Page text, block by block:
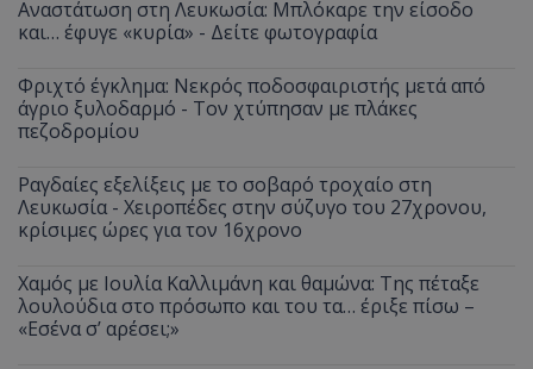
Αναστάτωση στη Λευκωσία: Μπλόκαρε την είσοδο
και… έφυγε «κυρία» - Δείτε φωτογραφία
Φριχτό έγκλημα: Νεκρός ποδοσφαιριστής μετά από
άγριο ξυλοδαρμό - Τον χτύπησαν με πλάκες
πεζοδρομίου
Ραγδαίες εξελίξεις με το σοβαρό τροχαίο στη
Λευκωσία - Χειροπέδες στην σύζυγο του 27χρονου,
κρίσιμες ώρες για τον 16χρονο
Χαμός με Ιουλία Καλλιμάνη και θαμώνα: Της πέταξε
λουλούδια στο πρόσωπο και του τα… έριξε πίσω –
«Εσένα σ’ αρέσει;»